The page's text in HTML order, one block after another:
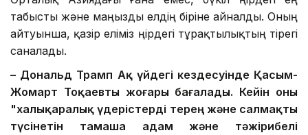
табысты және маңызды елдің біріне айналды. Оның
айтуынша, қазір еліміз өңірдегі тұрақтылықтың тірегі
саналады.
– Дональд Трамп Ақ үйдегі кездесуінде Қасым-
Жомарт Тоқаевты жоғары бағалады. Кейін оны
"халықаралық үдерістерді терең және салмақты
түсінетін тамаша адам және тәжірибелі